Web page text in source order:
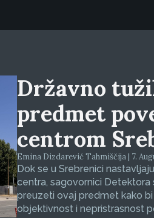
Državno
predmet
centrom
Emina Dizdarević Tahmiščija | 7.
Dok se u Srebrenici
centra, sagovornici
preuzeti ovaj predmet kako
objektivnost i nepristrasnost